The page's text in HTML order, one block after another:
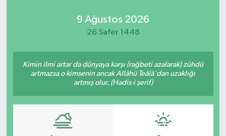
9 Ağustos 2026
26 Safer 1448
Kimin ilmi artar da dünyaya karşı (rağbeti azalarak) zühdü
artmazsa o kimsenin ancak Allâhü Teâlâ'dan uzaklığı
artmış olur. (Hadis-i şerif)